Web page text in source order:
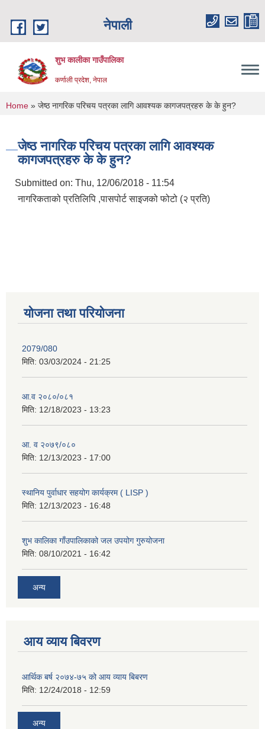
नेपाली
शुभ कालीका गाउँपालिका
कर्णाली प्रदेश, नेपाल
You are here
Home » जेष्ठ नागरिक परिचय पत्रका लागि आवश्यक कागजपत्रहरु के के हुन?
जेष्ठ नागरिक परिचय पत्रका लागि आवश्यक
कागजपत्रहरु के के हुन?
Submitted on: Thu, 12/06/2018 - 11:54
नागरिकताको प्रतिलिपि ,पासपोर्ट साइजको फोटो (२ प्रति)
योजना तथा परियोजना
2079/080
मिति: 03/03/2024 - 21:25
आ.व २०८०/०८१
मिति: 12/18/2023 - 13:23
आ. व २०७९/०८०
मिति: 12/13/2023 - 17:00
स्थानिय पुर्वाधार सहयोग कार्यक्रम ( LISP )
मिति: 12/13/2023 - 16:48
शुभ कालिका गाँउपालिकाको जल उपयोग गुरुयोजना
मिति: 08/10/2021 - 16:42
अन्य
आय व्याय बिवरण
आर्थिक बर्ष २०७४-७५ को आय व्याय बिबरण
मिति: 12/24/2018 - 12:59
अन्य